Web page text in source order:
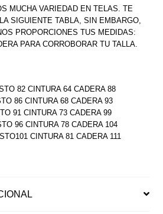
MUCHA VARIEDAD EN TELAS. TE
SIGUIENTE TABLA, SIN EMBARGO,
PROPORCIONES TUS MEDIDAS:
PARA CORROBORAR TU TALLA.
82 CINTURA 64 CADERA 88
86 CINTURA 68 CADERA 93
91 CINTURA 73 CADERA 99
96 CINTURA 78 CADERA 104
CINTURA 81 CADERA 111